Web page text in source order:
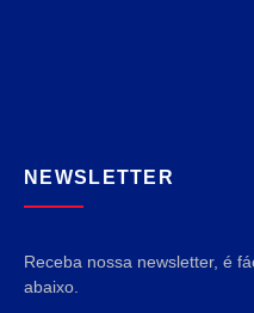
NEWSLETTER
Receba nossa newsletter, é
abaixo.